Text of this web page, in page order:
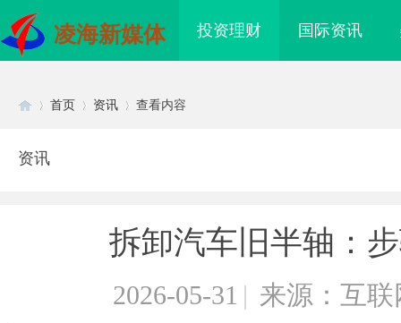
凌海新媒体 投资理财 国际资讯
首页 资讯 查看内容
资讯
拆卸汽车旧半轴：
2026-05-31 | 来源：互联